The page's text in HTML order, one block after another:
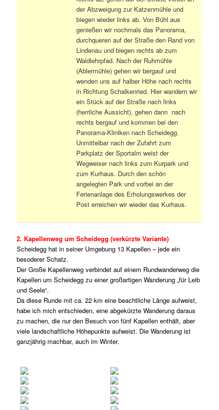
der Abzweigung zur Katzenmühle und
biegen wieder links ab. Von Bühl aus
genießen wir nochmals das Panorama,
durchqueren auf der Straße den Rand von
Lindenau und biegen rechts ab zum
Waldlehrpfad. Nach der Ruhmühle
(Ablermühle) gehen wir bergauf und
wenden uns auf halber Höhe nach rechts
in Richtung Schalkenried. Hier wandern wir
ein Stück auf der Straße nach links
(herrliche Aussicht), gehen dann nach
rechts bergauf und kommen bei den
Panorama-Kliniken nach Scheidegg.
Unmittelbar nach der Zufahrt zum
Parkplatz der Sportalm weist der
Wegweiser nach links zum Kurpark und
zum Kurhaus. Durch den schön
angelegten Park und vorbei an der
Ferienanlage des Erholungswerkes der
Post erreichen wir wieder das Kurhaus.
2. Kapellenweg um Scheidegg (verkürzte Variante)
Scheidegg hat in seiner Umgebung 13 Kapellen – jede ein
besoderer Schatz.
Der Große Kapellenweg verbindet auf einem Rundwanderweg die
Kapellen um Scheidegg zu einer großartigen Wanderung „für Leib
und Seele“.
Da diese Runde mit ca. 22 km eine beachtliche Länge aufweist,
habe ich mich entschieden, eine abgekürzte Wanderung daraus
zu machen, die nur den Besuch von fünf Kapellen enthält, aber
viele landschaftliche Höhepunkte aufweist. Die Wanderung ist
ganzjährig machbar, auch im Winter.